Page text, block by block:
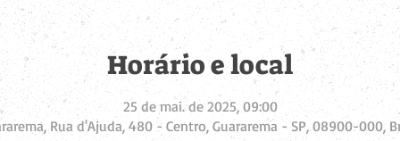
Horário e local
25 de mai. de 2025, 09:00
Rua d'Ajuda, 480 - Centro, Guararema - SP, 08900-000,